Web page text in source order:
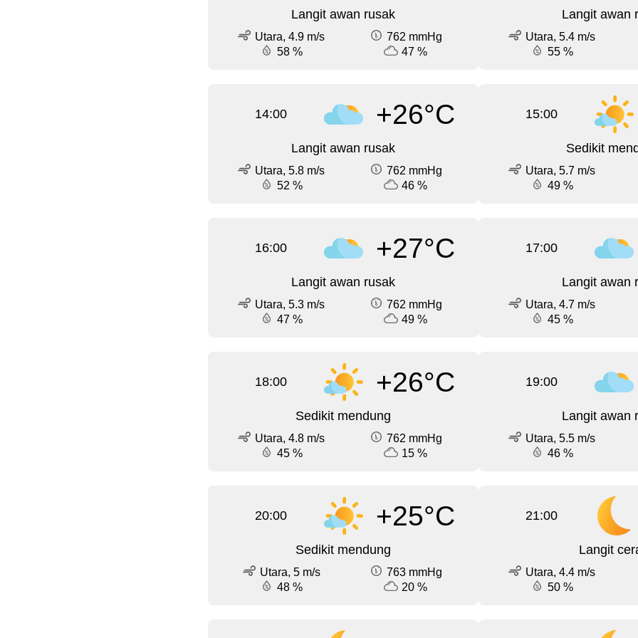
Langit awan rusak
Utara, 4.9 m/s
762 mmHg
58 %
47 %
Langit awan
Utara, 5.4 m/s
55 %
14:00 +26°C
Langit awan rusak
Utara, 5.8 m/s
762 mmHg
52 %
46 %
15:00
Sedikit
Utara, 5.7 m/s
49 %
16:00 +27°C
Langit awan rusak
Utara, 5.3 m/s
762 mmHg
47 %
49 %
17:00
Langit awan
Utara, 4.7 m/s
45 %
18:00 +26°C
Sedikit mendung
Utara, 4.8 m/s
762 mmHg
45 %
15 %
19:00
Langit awan
Utara, 5.5 m/s
46 %
20:00 +25°C
Sedikit mendung
Utara, 5 m/s
763 mmHg
48 %
20 %
21:00
Langit
Utara, 4.4 m/s
50 %